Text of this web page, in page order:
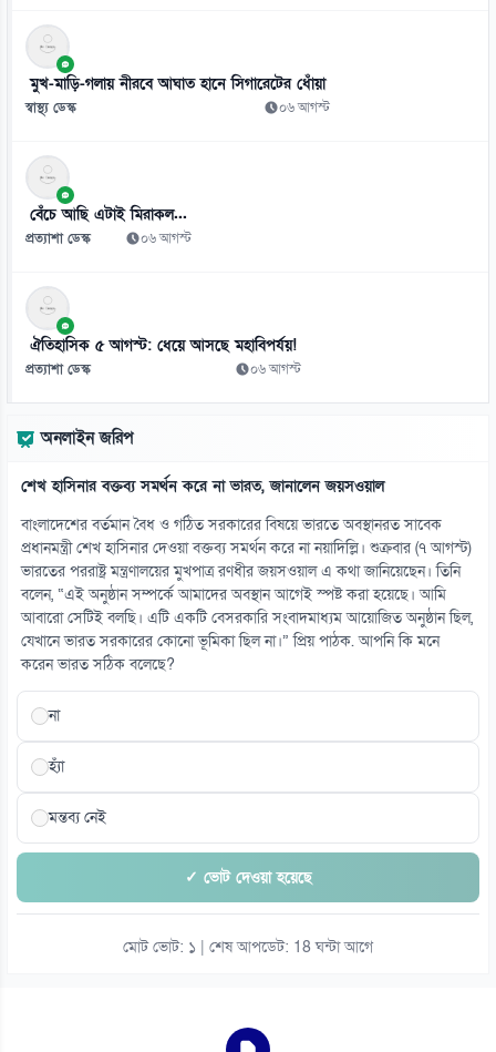
মুখ-মাড়ি-গলায় নীরবে আঘাত হানে সিগারেটের ধোঁয়া
স্বাস্থ্য ডেস্ক ০৬ আগস্ট
বেঁচে আছি এটাই মিরাকল...
প্রত্যাশা ডেস্ক ০৬ আগস্ট
ঐতিহাসিক ৫ আগস্ট: ধেয়ে আসছে মহাবিপর্যয়!
প্রত্যাশা ডেস্ক ০৬ আগস্ট
অনলাইন জরিপ
শেখ হাসিনার বক্তব্য সমর্থন করে না ভারত, জানালেন জয়সওয়াল
বাংলাদেশের বর্তমান বৈধ ও গঠিত সরকারের বিষয়ে ভারতে অবস্থানরত সাবেক
প্রধানমন্ত্রী শেখ হাসিনার দেওয়া বক্তব্য সমর্থন করে না নয়াদিল্লি। শুক্রবার (৭ আগস্ট)
ভারতের পররাষ্ট্র মন্ত্রণালয়ের মুখপাত্র রণধীর জয়সওয়াল এ কথা জানিয়েছেন। তিনি
বলেন, “এই অনুষ্ঠান সম্পর্কে আমাদের অবস্থান আগেই স্পষ্ট করা হয়েছে। আমি
আবারো সেটিই বলছি। এটি একটি বেসরকারি সংবাদমাধ্যম আয়োজিত অনুষ্ঠান ছিল,
যেখানে ভারত সরকারের কোনো ভূমিকা ছিল না।” প্রিয় পাঠক. আপনি কি মনে
করেন ভারত সঠিক বলেছে?
না
হ্যাঁ
মন্তব্য নেই
✓ ভোট দেওয়া হয়েছে
মোট ভোট: ১ | শেষ আপডেট: 18 ঘন্টা আগে